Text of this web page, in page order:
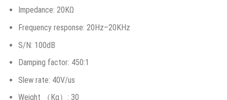
Impedance: 20KΩ
Frequency response: 20Hz–20KHz
S/N: 100dB
Damping factor: 450:1
Slew rate: 40V/us
Weight （Kg）: 30